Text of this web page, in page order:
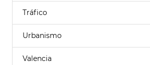
Tráfico
Urbanismo
Valencia